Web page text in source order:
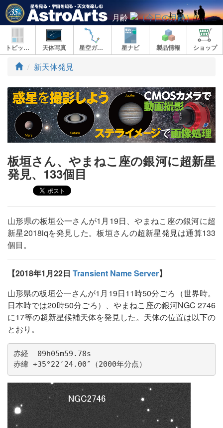
月齢
トピックス 天体写真 星空ガイド 星ナビ 製品情報 ショップ
ト
プ
新天体発見
板垣さん、やまねこ座の銀河に超新星
発見、133個目
山形県の板垣公一さんが1月19日、やまねこ座の銀河に超
新星2018iqを発見した。板垣さんの超新星発見は通算133
個目。
【2018年1月22日 Transient Name Server】
山形県の板垣公一さんが1月19日11時50分ごろ（世界時。
日本時では20時50分ごろ）、やまねこ座の銀河NGC 2746
に17等の超新星候補天体を発見した。天体の位置は以下の
とおり。
赤経  09h05m59.78s
赤緯 +35°22′24.00″（2000年分点）